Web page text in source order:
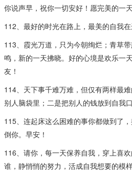
你说声早，祝你一切安好！愿完美的一
112、最好的时光在路上，最美的自我在
113、霞光万道，只为今朝绚烂；青草
鸣，新的一天拂晓。好的心境是欢乐一
友！
114、天下事千难万难，但仅有两样最
别人脑袋里；二是把别人的钱放到自我口
115、连起床这么困难的事你都做到了
倒你。早安！
116、请你，每一天保养自我，穿上喜
谁，静悄悄的努力，活成自我想要的模样